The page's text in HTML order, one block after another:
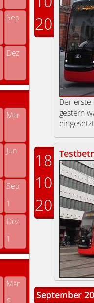
Sep
Dez
Mär
Jun
Sep
1
Dez
1
Mär
20
Der
gestern
18
10
20
September